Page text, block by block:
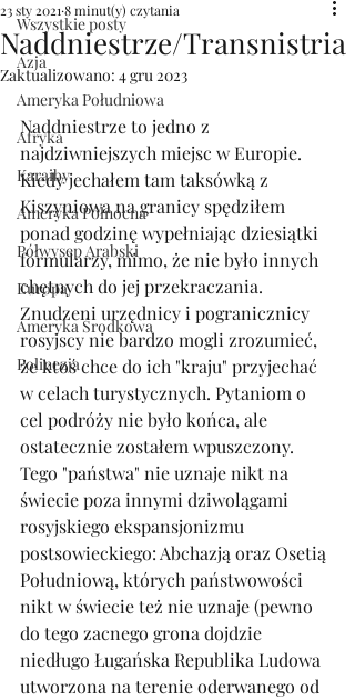
Wszystkie posty
Azja
Ameryka Południowa
Afryka
Karaiby
Ameryka Północna
Półwysep Arabski
Europa
Ameryka Środkowa
Polinezja
Naddniestrze/Transnistria
23 sty 2021 8 minut(y) czytania
Zaktualizowano: 4 gru 2023
Naddniestrze to jedno z
najdziwniejszych miejsc w Europie.
Kiedy jechałem tam taksówką z
Kiszyniowa na granicy spędziłem
ponad godzinę wypełniając dziesiątki
formularzy, mimo, że nie było innych
chętnych do jej przekraczania.
Znudzeni urzędnicy i pogranicznicy
rosyjscy nie bardzo mogli zrozumieć,
że ktoś chce do ich "kraju" przyjechać
w celach turystycznych. Pytaniom o
cel podróży nie było końca, ale
ostatecznie zostałem wpuszczony.
Tego "państwa" nie uznaje nikt na
świecie poza innymi dziwolągami
rosyjskiego ekspansjonizmu
postsowieckiego: Abchazją oraz Osetią
Południową, których państwowości
nikt w świecie też nie uznaje (pewno
do tego zacnego grona dojdzie
niedługo Ługańska Republika Ludowa
utworzona na terenie oderwanego od